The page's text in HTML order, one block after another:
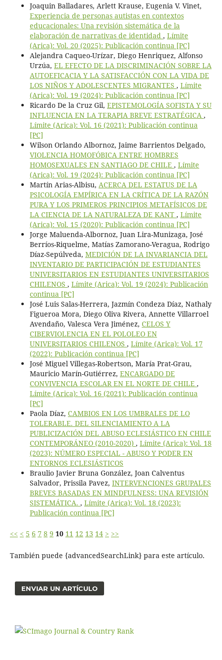
Joaquin Balladares, Arlett Krause, Eugenia V. Vinet,
Experiencia de personas autistas en contextos
educacionales: Una revisión sistemática de la
elaboración de narrativas de identidad , Límite
(Arica): Vol. 20 (2025): Publicación continua [PC]
Alejandra Caqueo-Urízar, Diego Henriquez, Alfonso
Urzúa, EL EFECTO DE LA DISCRIMINACIÓN SOBRE LA
AUTOEFICACIA Y LA SATISFACCIÓN CON LA VIDA DE
LOS NIÑOS Y ADOLESCENTES MIGRANTES , Límite
(Arica): Vol. 19 (2024): Publicación continua [PC]
Ricardo De la Cruz Gil, EPISTEMOLOGÍA SOFISTA Y SU
INFLUENCIA EN LA TERAPIA BREVE ESTRATÉGICA ,
Límite (Arica): Vol. 16 (2021): Publicación continua
[PC]
Wilson Orlando Albornoz, Jaime Barrientos Delgado,
VIOLENCIA HOMOFÓBICA ENTRE HOMBRES
HOMOSEXUALES EN SANTIAGO DE CHILE , Límite
(Arica): Vol. 19 (2024): Publicación continua [PC]
Martín Arias-Albisu, ACERCA DEL ESTATUS DE LA
PSICOLOGÍA EMPÍRICA EN LA CRÍTICA DE LA RAZÓN
PURA Y LOS PRIMEROS PRINCIPIOS METAFÍSICOS DE
LA CIENCIA DE LA NATURALEZA DE KANT , Límite
(Arica): Vol. 15 (2020): Publicación continua [PC]
Jorge Maluenda-Albornoz, Juan Lira-Munizaga, José
Berríos-Riquelme, Matías Zamorano-Veragua, Rodrigo
Díaz-Sepúlveda, MEDICIÓN DE LA INVARIANCIA DEL
INVENTARIO DE PARTICIPACIÓN DE ESTUDIANTES
UNIVERSITARIOS EN ESTUDIANTES UNIVERSITARIOS
CHILENOS , Límite (Arica): Vol. 19 (2024): Publicación
continua [PC]
José Luis Salas-Herrera, Jazmín Condeza Díaz, Nathaly
Figueroa Mora, Diego Oliva Rivera, Annette Villarroel
Avendaño, Valesca Vera Jiménez, CELOS Y
CIBERVIOLENCIA EN EL POLOLEO EN
UNIVERSITARIOS CHILENOS , Límite (Arica): Vol. 17
(2022): Publicación continua [PC]
José Miguel Villegas-Robertson, María Prat-Grau,
Mauricio Marín-Gutiérrez, ENCARGADO DE
CONVIVENCIA ESCOLAR EN EL NORTE DE CHILE ,
Límite (Arica): Vol. 16 (2021): Publicación continua
[PC]
Paola Díaz, CAMBIOS EN LOS UMBRALES DE LO
TOLERABLE. DEL SILENCIAMIENTO A LA
PUBLICIZACIÓN DEL ABUSO ECLESIÁSTICO EN CHILE
CONTEMPORÁNEO (2010-2020) , Límite (Arica): Vol. 18
(2023): NÚMERO ESPECIAL - ABUSO Y PODER EN
ENTORNOS ECLESIÁSTICOS
Braulio Javier Bruna González, Joan Calventus
Salvador, Prissila Pavez, INTERVENCIONES GRUPALES
BREVES BASADAS EN MINDFULNESS: UNA REVISIÓN
SISTEMÁTICA. , Límite (Arica): Vol. 18 (2023):
Publicación continua [PC]
<< < 5 6 7 8 9 10 11 12 13 14 > >>
También puede {advancedSearchLink} para este artículo.
ENVIAR UN ARTÍCULO